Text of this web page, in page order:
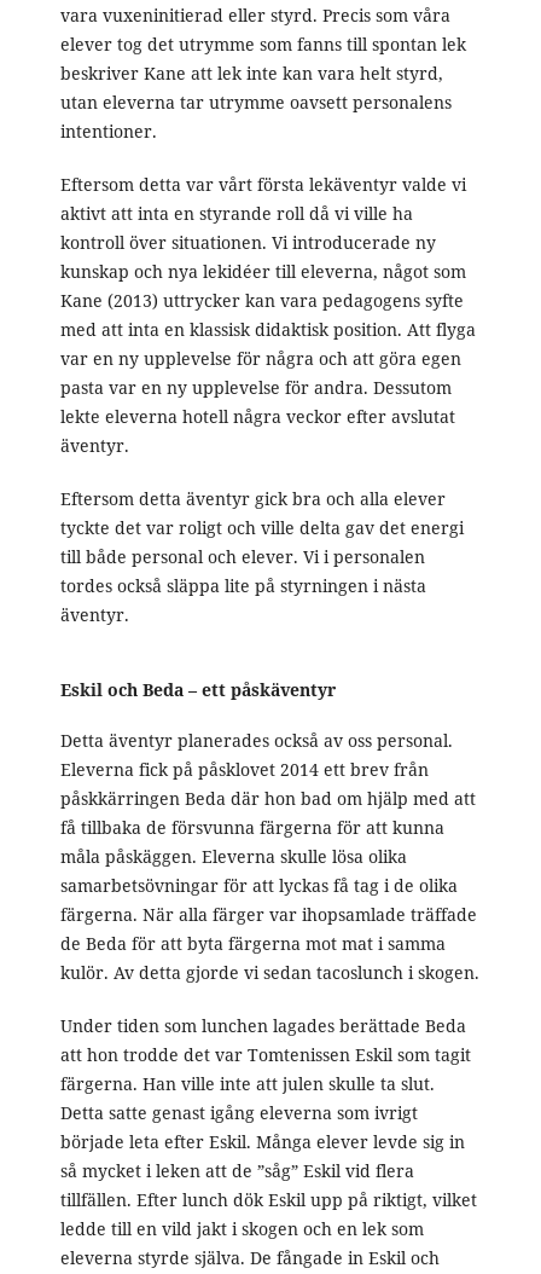
vara vuxeninitierad eller styrd. Precis som våra
elever tog det utrymme som fanns till spontan lek
beskriver Kane att lek inte kan vara helt styrd,
utan eleverna tar utrymme oavsett personalens
intentioner.
Eftersom detta var vårt första lekäventyr valde vi
aktivt att inta en styrande roll då vi ville ha
kontroll över situationen. Vi introducerade ny
kunskap och nya lekidéer till eleverna, något som
Kane (2013) uttrycker kan vara pedagogens syfte
med att inta en klassisk didaktisk position. Att flyga
var en ny upplevelse för några och att göra egen
pasta var en ny upplevelse för andra. Dessutom
lekte eleverna hotell några veckor efter avslutat
äventyr.
Eftersom detta äventyr gick bra och alla elever
tyckte det var roligt och ville delta gav det energi
till både personal och elever. Vi i personalen
tordes också släppa lite på styrningen i nästa
äventyr.
Eskil och Beda – ett påskäventyr
Detta äventyr planerades också av oss personal.
Eleverna fick på påsklovet 2014 ett brev från
påskkärringen Beda där hon bad om hjälp med att
få tillbaka de försvunna färgerna för att kunna
måla påskäggen. Eleverna skulle lösa olika
samarbetsövningar för att lyckas få tag i de olika
färgerna. När alla färger var ihopsamlade träffade
de Beda för att byta färgerna mot mat i samma
kulör. Av detta gjorde vi sedan tacoslunch i skogen.
Under tiden som lunchen lagades berättade Beda
att hon trodde det var Tomtenissen Eskil som tagit
färgerna. Han ville inte att julen skulle ta slut.
Detta satte genast igång eleverna som ivrigt
började leta efter Eskil. Många elever levde sig in
så mycket i leken att de ”såg” Eskil vid flera
tillfällen. Efter lunch dök Eskil upp på riktigt, vilket
ledde till en vild jakt i skogen och en lek som
eleverna styrde själva. De fångade in Eskil och